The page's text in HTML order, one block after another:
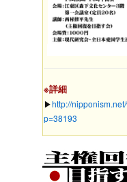
※詳細
▶︎http://
p=38193